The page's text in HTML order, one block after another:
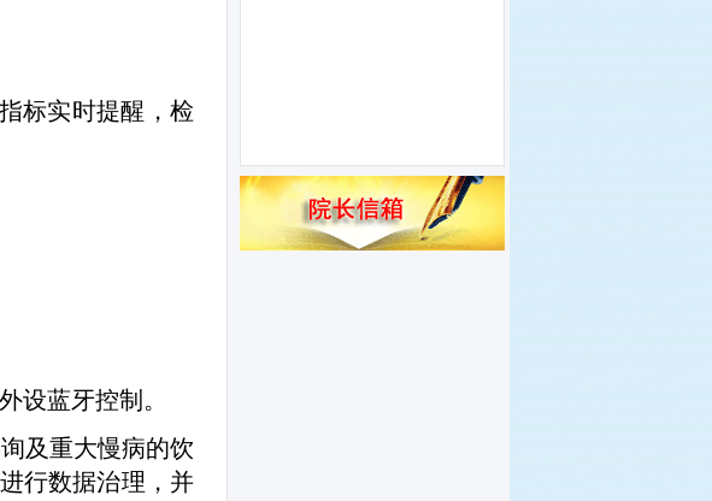
标实时提醒，检
设蓝牙控制。
及重大慢病的饮
行数据治理，并